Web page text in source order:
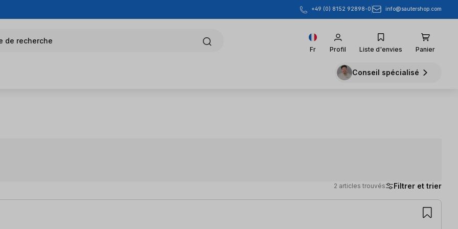
+49 (0) 8152 92898-0 info@sautershop.com
de recherche
Fr Profil Liste d'envies Panier
Conseil spécialisé
2 articles trouvés Filtrer et trier